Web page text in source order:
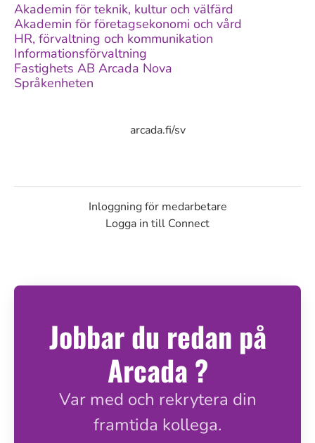
Akademin för teknik, kultur och välfärd
Akademin för företagsekonomi och vård
HR, förvaltning och kommunikation
Informationsförvaltning
Fastighets AB Arcada Nova
Språkenheten
arcada.fi/sv
Inloggning för medarbetare
Logga in till Connect
Jobbar du redan på
Arcada ?
Var med och rekrytera din
framtida kollega.